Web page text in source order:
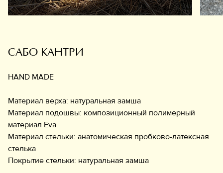
Информация
САБО КАНТРИ
HAND MADE
Материал верха: натуральная замша
Материал подошвы: композиционный полимерный
материал Eva
Материал стельки: анатомическая пробково-латексная
стелька
Покрытие стельки: натуральная замша